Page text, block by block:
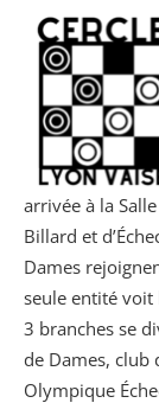
arrivée à la
Billard et
Dames
seule entité voit
3 branches se
de Dames, club
Olympique